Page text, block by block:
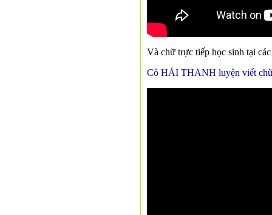
Và chữ trực tiếp học sinh tại
Cô HẢI THANH luyện viết